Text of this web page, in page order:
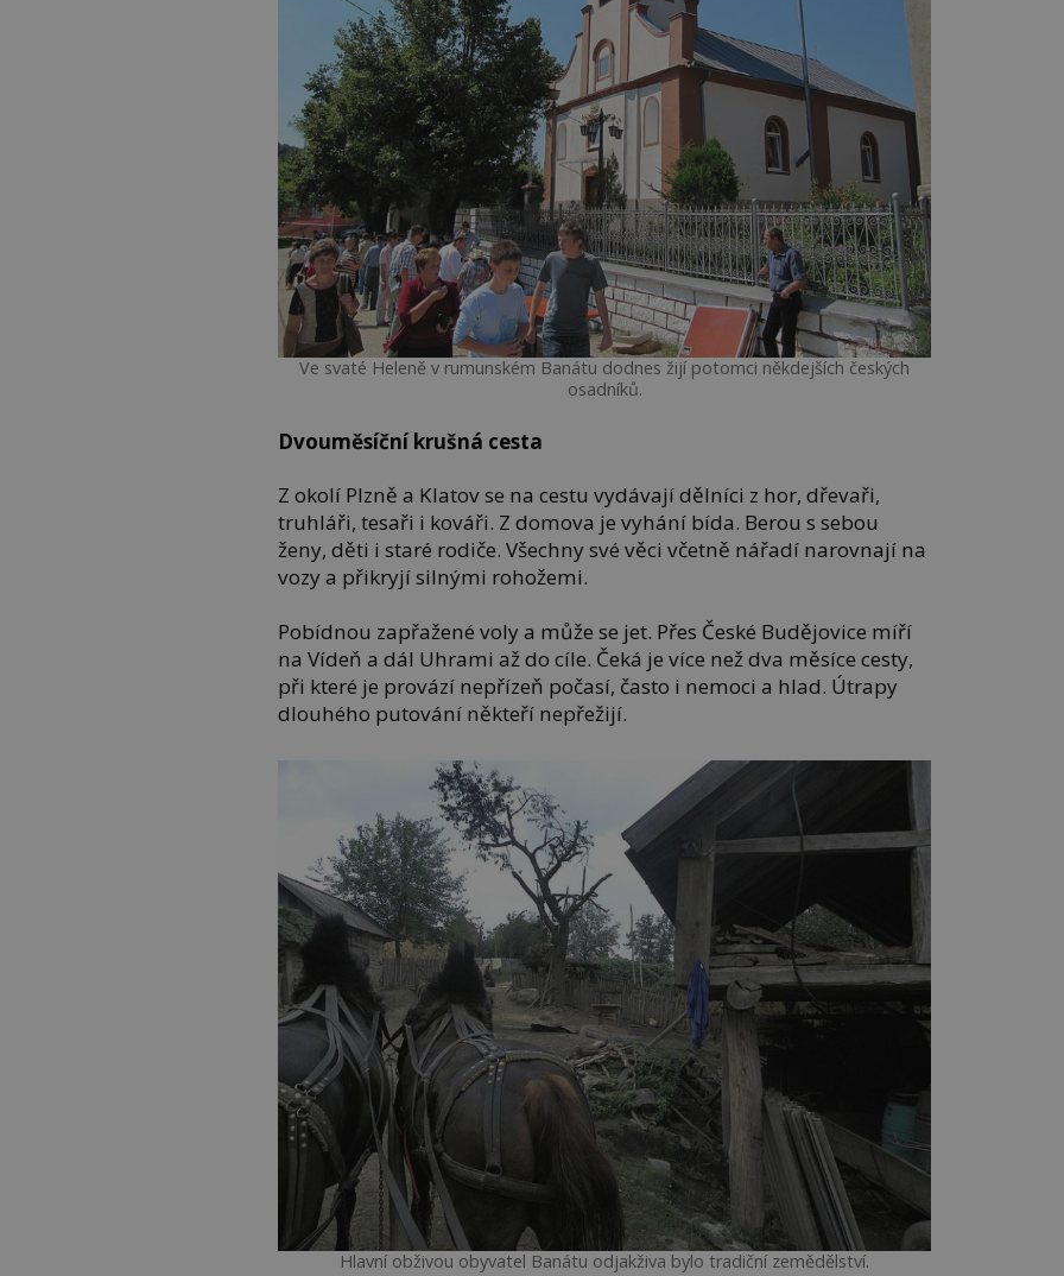
Ve svaté Heleně v rumunském Banátu dodnes žijí potomci někdejších českých
osadníků.
Dvouměsíční krušná cesta
Z okolí Plzně a Klatov se na cestu vydávají dělníci z hor, dřevaři,
truhláři, tesaři i kováři. Z domova je vyhání bída. Berou s sebou
ženy, děti i staré rodiče. Všechny své věci včetně nářadí narovnají na
vozy a přikryjí silnými rohožemi.
Pobídnou zapřažené voly a může se jet. Přes České Budějovice míří
na Vídeň a dál Uhrami až do cíle. Čeká je více než dva měsíce cesty,
při které je provází nepřízeň počasí, často i nemoci a hlad. Útrapy
dlouhého putování někteří nepřežijí.
Hlavní obživou obyvatel Banátu odjakživa bylo tradiční zemědělství.